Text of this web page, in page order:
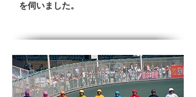
を伺いました。